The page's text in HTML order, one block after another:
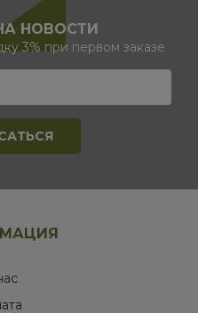
НОВОСТИ
3% при первом заказе